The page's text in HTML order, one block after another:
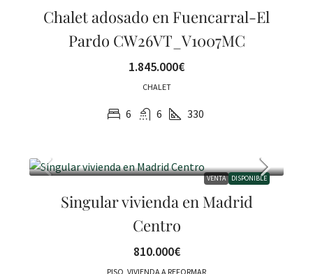
Chalet adosado en Fuencarral-El
Pardo CW26VT_V1007MC
1.845.000€
CHALET
6 6 330
VENTA DISPONIBLE
Singular vivienda en Madrid
Centro
810.000€
PISO, VIVIENDA A REFORMAR